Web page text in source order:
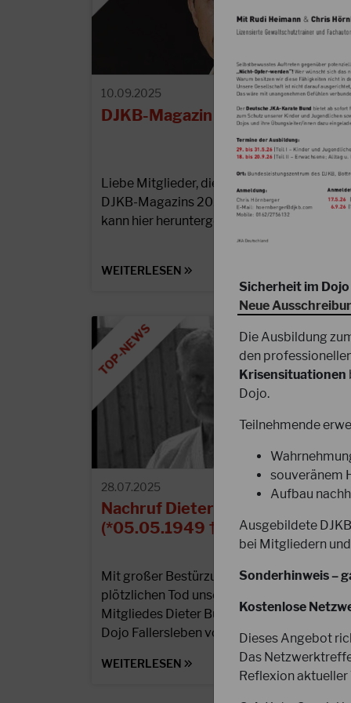
10.09.2025
DJKB-Magazin online!
Liebe Mitglieder, die zweite Ausgabe des
DJKB-Magazins 2025 ist jetzt online und
kann hier heruntergeladen werden.
WEITERLESEN
28.07.2025
Nachruf Dieter Burckhardt
(*05.05.1949 †25.07.2025)
Mit großer Bestürzung haben wir vom
plötzlichen Tod unseres langjährigen
Mitgliedes Dieter Burckhardt vom 1. Karate
Dojo Fallersleben von 1967 e.V.…
WEITERLESEN
Sicherheit im
Neue
Die Ausbildung
den
Krisensituationen
Dojo.
Teilnehmende
souveränem
Aufbau
Ausgebildete
bei Mitgliedern
Sonderhinweis –
Kostenlose
Dieses Angebot
Das
Reflexion aktueller